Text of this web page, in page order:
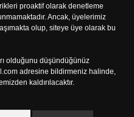
proaktif olarak denetleme
Ancak, üyelerimiz
olup, siteye üye olarak bu
olduğunu düşündüğünüz
adresine bildirmeniz halinde,
kaldırılacaktır.